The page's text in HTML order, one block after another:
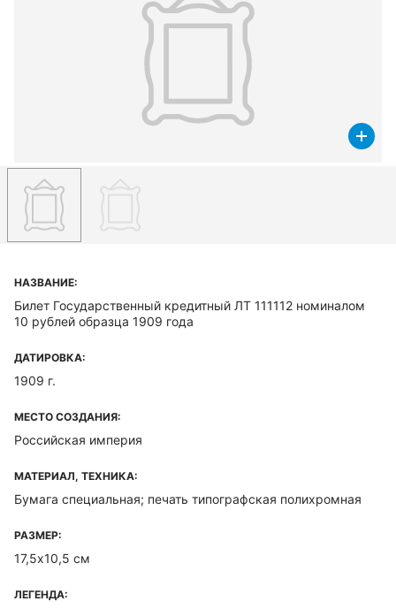
НАЗВАНИЕ:
Билет Государственный кредитный ЛТ 111112 номиналом
10 рублей образца 1909 года
ДАТИРОВКА:
1909 г.
МЕСТО СОЗДАНИЯ:
Российская империя
МАТЕРИАЛ, ТЕХНИКА:
Бумага специальная; печать типографская полихромная
РАЗМЕР:
17,5х10,5 см
ЛЕГЕНДА: